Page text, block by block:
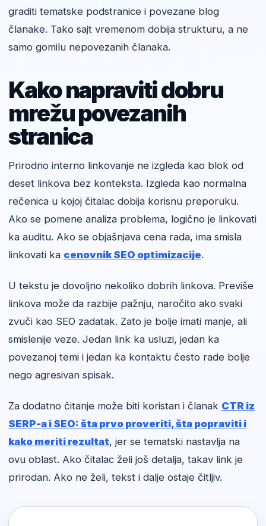
graditi tematske podstranice i povezane blog
članake. Tako sajt vremenom dobija strukturu, a ne
samo gomilu nepovezanih članaka.
Kako napraviti dobru
mrežu povezanih
stranica
Prirodno interno linkovanje ne izgleda kao blok od
deset linkova bez konteksta. Izgleda kao normalna
rečenica u kojoj čitalac dobija korisnu preporuku.
Ako se pomene analiza problema, logično je linkovati
ka auditu. Ako se objašnjava cena rada, ima smisla
linkovati ka cenovnik SEO optimizacije.
U tekstu je dovoljno nekoliko dobrih linkova. Previše
linkova može da razbije pažnju, naročito ako svaki
zvuči kao SEO zadatak. Zato je bolje imati manje, ali
smislenije veze. Jedan link ka usluzi, jedan ka
povezanoj temi i jedan ka kontaktu često rade bolje
nego agresivan spisak.
Za dodatno čitanje može biti koristan i članak CTR iz
SERP-a i SEO: šta prvo proveriti, šta popraviti i
kako meriti rezultat, jer se tematski nastavlja na
ovu oblast. Ako čitalac želi još detalja, takav link je
prirodan. Ako ne želi, tekst i dalje ostaje čitljiv.